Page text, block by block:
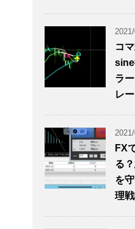
コ
sine
ラ
レ
FX
る
を
理